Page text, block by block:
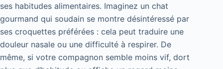
ses habitudes alimentaires. Imaginez un chat
gourmand qui soudain se montre désintéressé par
ses croquettes préférées : cela peut traduire une
douleur nasale ou une difficulté à respirer. De
même, si votre compagnon semble moins vif, dort